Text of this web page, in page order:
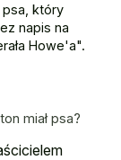
który
napis na
Howe'a".
miał psa?